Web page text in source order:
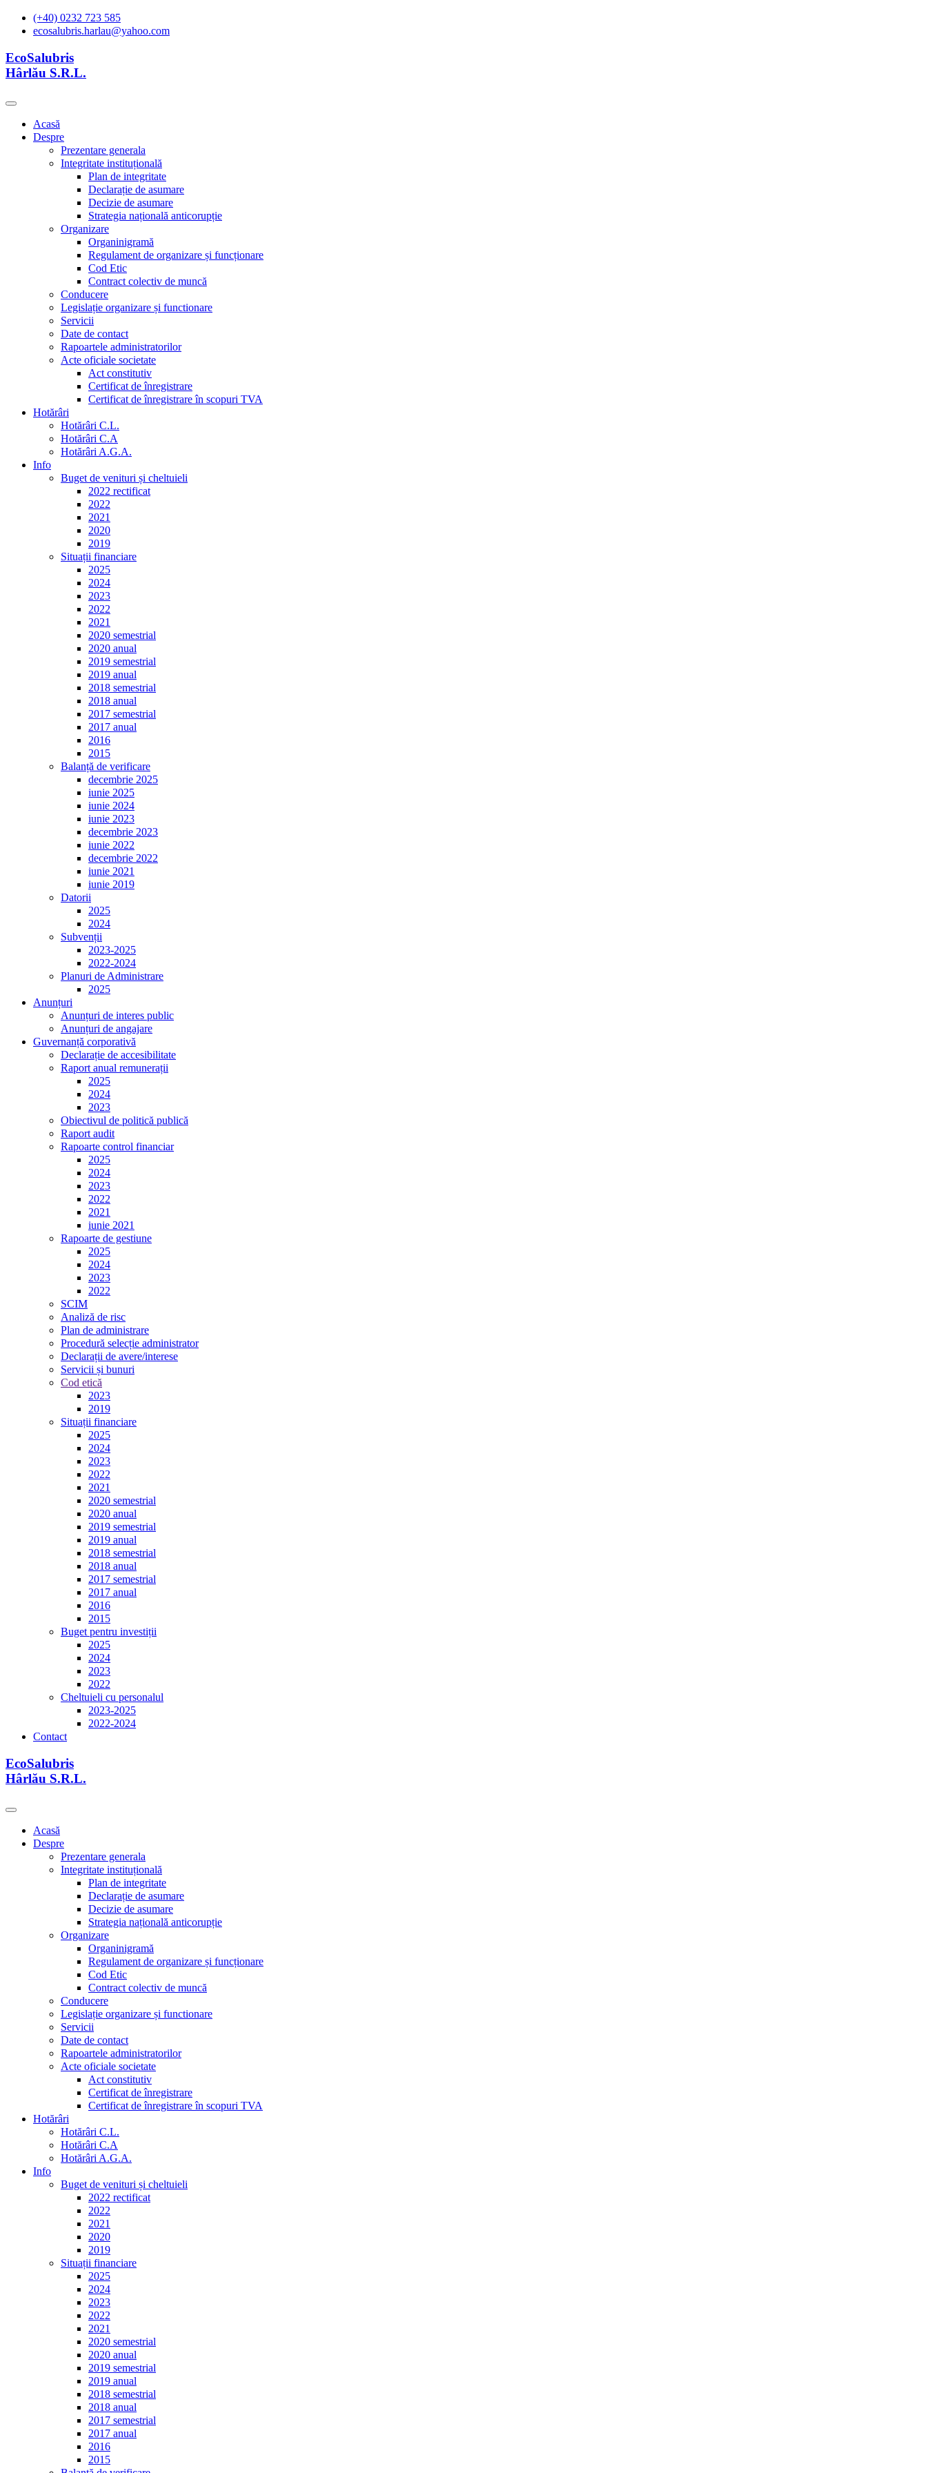
(+40) 0232 723 585
ecosalubris.harlau@yahoo.com
EcoSalubris
Hârlău S.R.L.
Acasă
Despre
Prezentare generala
Integritate instituțională
Plan de integritate
Declarație de asumare
Decizie de asumare
Strategia națională anticorupție
Organizare
Organinigramă
Regulament de organizare și funcționare
Cod Etic
Contract colectiv de muncă
Conducere
Legislație organizare și functionare
Servicii
Date de contact
Rapoartele administratorilor
Acte oficiale societate
Act constitutiv
Certificat de înregistrare
Certificat de înregistrare în scopuri TVA
Hotărâri
Hotărâri C.L.
Hotărâri C.A
Hotărâri A.G.A.
Info
Buget de venituri și cheltuieli
2022 rectificat
2022
2021
2020
2019
Situații financiare
2025
2024
2023
2022
2021
2020 semestrial
2020 anual
2019 semestrial
2019 anual
2018 semestrial
2018 anual
2017 semestrial
2017 anual
2016
2015
Balanță de verificare
decembrie 2025
iunie 2025
iunie 2024
iunie 2023
decembrie 2023
iunie 2022
decembrie 2022
iunie 2021
iunie 2019
Datorii
2025
2024
Subvenții
2023-2025
2022-2024
Planuri de Administrare
2025
Anunțuri
Anunțuri de interes public
Anunțuri de angajare
Guvernanță corporativă
Declarație de accesibilitate
Raport anual remunerații
2025
2024
2023
Obiectivul de politică publică
Raport audit
Rapoarte control financiar
2025
2024
2023
2022
2021
iunie 2021
Rapoarte de gestiune
2025
2024
2023
2022
SCIM
Analiză de risc
Plan de administrare
Procedură selecție administrator
Declarații de avere/interese
Servicii și bunuri
Cod etică
2023
2019
Situații financiare
2025
2024
2023
2022
2021
2020 semestrial
2020 anual
2019 semestrial
2019 anual
2018 semestrial
2018 anual
2017 semestrial
2017 anual
2016
2015
Buget pentru investiții
2025
2024
2023
2022
Cheltuieli cu personalul
2023-2025
2022-2024
Contact
EcoSalubris
Hârlău S.R.L.
Acasă
Despre
Prezentare generala
Integritate instituțională
Plan de integritate
Declarație de asumare
Decizie de asumare
Strategia națională anticorupție
Organizare
Organinigramă
Regulament de organizare și funcționare
Cod Etic
Contract colectiv de muncă
Conducere
Legislație organizare și functionare
Servicii
Date de contact
Rapoartele administratorilor
Acte oficiale societate
Act constitutiv
Certificat de înregistrare
Certificat de înregistrare în scopuri TVA
Hotărâri
Hotărâri C.L.
Hotărâri C.A
Hotărâri A.G.A.
Info
Buget de venituri și cheltuieli
2022 rectificat
2022
2021
2020
2019
Situații financiare
2025
2024
2023
2022
2021
2020 semestrial
2020 anual
2019 semestrial
2019 anual
2018 semestrial
2018 anual
2017 semestrial
2017 anual
2016
2015